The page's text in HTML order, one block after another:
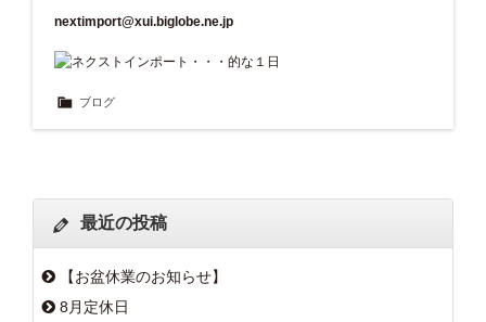
nextimport@xui.biglobe.ne.jp
ブログ
最近の投稿
【お盆休業のお知らせ】
8月定休日